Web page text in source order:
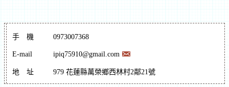
花
蓮文
手機 0973007368
E-mail ipiq75910@gmail.com
地址 979 花蓮縣萬榮鄉西林村2鄰21號